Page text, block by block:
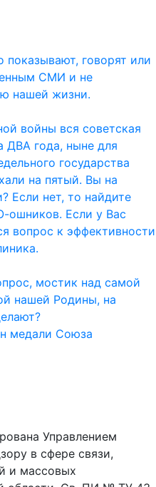
говорят или
СМИ и не
нашей жизни.
войны вся советская
ДВА года, ныне для
государства
на пятый. Вы на
Если нет, то найдите
ошников. Если у Вас
вопрос к эффективности
мостик над самой
нашей Родины, на
медали Союза
Управлением
в сфере связи,
и массовых